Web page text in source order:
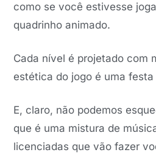
como se você estivesse
quadrinho animado.
Cada nível é projetado com
estética do jogo é uma festa
E, claro, não podemos
que é uma mistura de
licenciadas que vão fazer